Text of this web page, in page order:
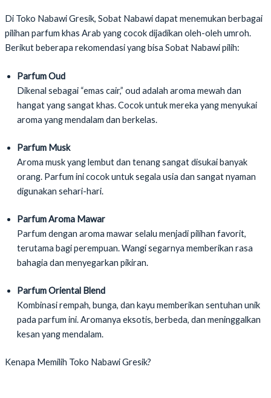
Di Toko Nabawi Gresik, Sobat Nabawi dapat menemukan berbagai
pilihan parfum khas Arab yang cocok dijadikan oleh-oleh umroh.
Berikut beberapa rekomendasi yang bisa Sobat Nabawi pilih:
Parfum Oud
Dikenal sebagai “emas cair,” oud adalah aroma mewah dan
hangat yang sangat khas. Cocok untuk mereka yang menyukai
aroma yang mendalam dan berkelas.
Parfum Musk
Aroma musk yang lembut dan tenang sangat disukai banyak
orang. Parfum ini cocok untuk segala usia dan sangat nyaman
digunakan sehari-hari.
Parfum Aroma Mawar
Parfum dengan aroma mawar selalu menjadi pilihan favorit,
terutama bagi perempuan. Wangi segarnya memberikan rasa
bahagia dan menyegarkan pikiran.
Parfum Oriental Blend
Kombinasi rempah, bunga, dan kayu memberikan sentuhan unik
pada parfum ini. Aromanya eksotis, berbeda, dan meninggalkan
kesan yang mendalam.
Kenapa Memilih Toko Nabawi Gresik?